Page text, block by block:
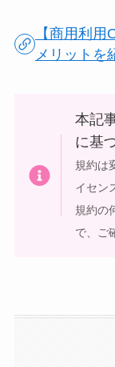
【商用利
メリットを
本記
に基
規約は
イセン
規約の
で、ご